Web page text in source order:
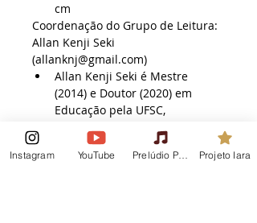
cm
Coordenação do Grupo de Leitura:
Allan Kenji Seki
(allanknj@gmail.com)
Allan Kenji Seki é Mestre
(2014) e Doutor (2020) em
Educação pela UFSC,
atualmente atua como
pesquisador colaborador (pós-
doc) na Faculdade de
Instagram YouTube Projeto Iara